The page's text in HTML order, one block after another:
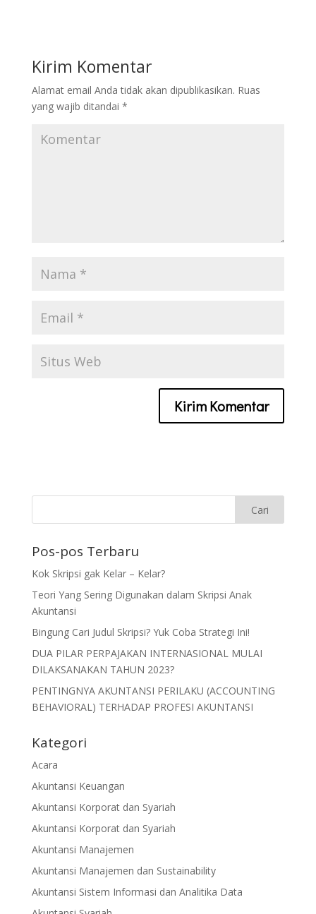
Kirim Komentar
Alamat email Anda tidak akan dipublikasikan. Ruas
yang wajib ditandai *
Pos-pos Terbaru
Kok Skripsi gak Kelar – Kelar?
Teori Yang Sering Digunakan dalam Skripsi Anak
Akuntansi
Bingung Cari Judul Skripsi? Yuk Coba Strategi Ini!
DUA PILAR PERPAJAKAN INTERNASIONAL MULAI
DILAKSANAKAN TAHUN 2023?
PENTINGNYA AKUNTANSI PERILAKU (ACCOUNTING
BEHAVIORAL) TERHADAP PROFESI AKUNTANSI
Kategori
Acara
Akuntansi Keuangan
Akuntansi Korporat dan Syariah
Akuntansi Korporat dan Syariah
Akuntansi Manajemen
Akuntansi Manajemen dan Sustainability
Akuntansi Sistem Informasi dan Analitika Data